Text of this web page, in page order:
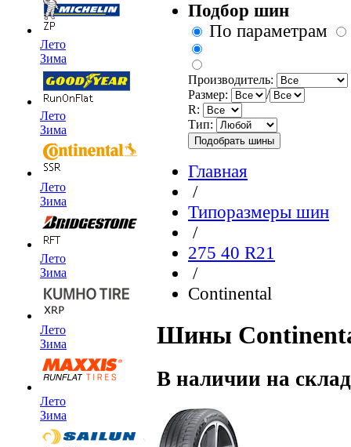
Лето
Зима
Лето
Зима
Лето
Зима
Лето
Зима
Лето
Зима
Лето
Зима
Подбор шин
По параметрам
Производитель:
Размер:
/
R:
Тип:
Главная
/
Типоразмеры шин
/
275 40 R21
/
Continental
Шины
В наличии на